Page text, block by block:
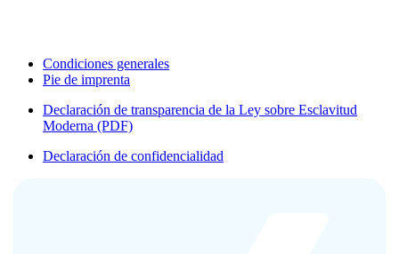
Condiciones generales
Pie de imprenta
Declaración de transparencia de la Ley sobre Esclavitud
Moderna (PDF)
Declaración de confidencialidad